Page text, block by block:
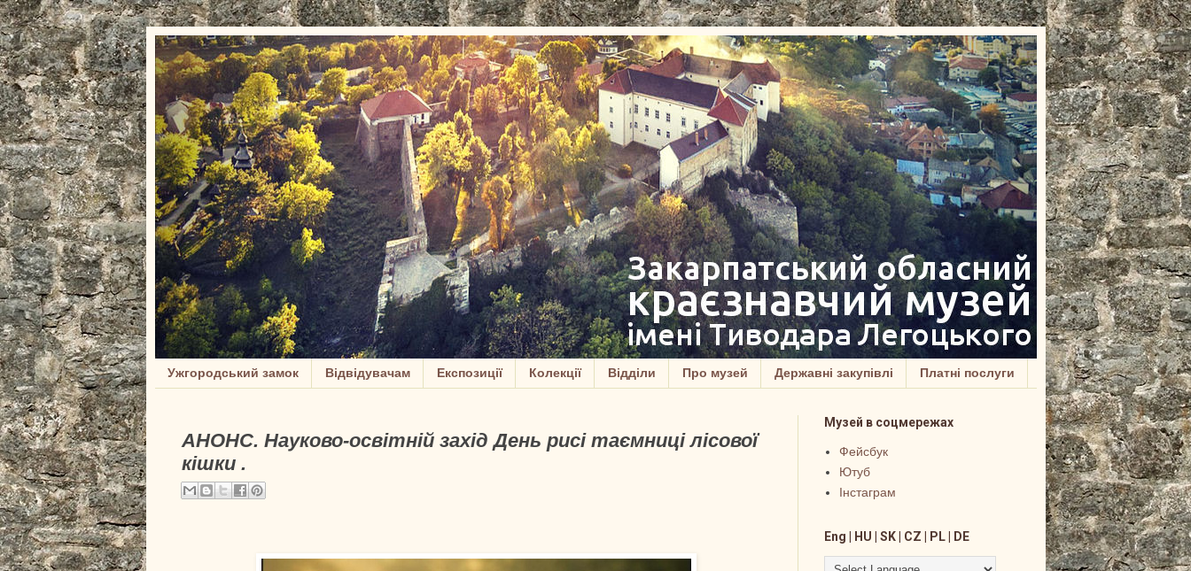
Ужгородський замок Відвідувачам Експозиції Колекції Відділи Про музей Державні закупівлі Платні послуги
АНОНС. Науково-освітній захід День рисі таємниці лісової
кішки .
Музей в соцмережах
Фейсбук
Ютуб
Інстаграм
Eng | HU | SK | CZ | PL | DE